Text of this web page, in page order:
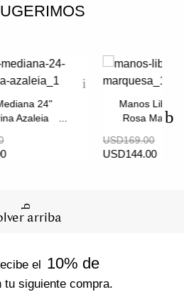
24"
Azaleia
Manos Libres
Rosa
USD169.00
USD144.00
arriba
el 10% de
tu siguiente compra.